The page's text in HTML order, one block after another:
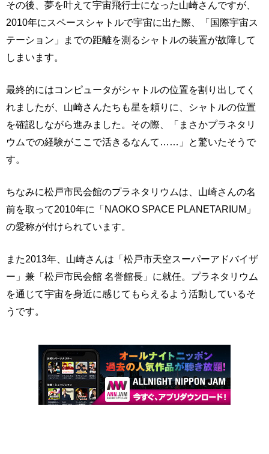
その後、夢を叶えて宇宙飛行士になった山崎さんですが、
2010年にスペースシャトルで宇宙に出た際、「国際宇宙ス
テーション」までの距離を測るシャトルの装置が故障して
しまいます。
最終的にはコンピュータがシャトルの位置を割り出してく
れましたが、山崎さんたちも星を頼りに、シャトルの位置
を確認しながら進みました。その際、「まさかプラネタリ
ウムでの経験がここで活きるなんて……」と驚いたそうで
す。
ちなみに松戸市民会館のプラネタリウムは、山崎さんの名
前を取って2010年に「NAOKO SPACE PLANETARIUM」
の愛称が付けられています。
また2013年、山崎さんは「松戸市天空スーパーアドバイザ
ー」兼「松戸市民会館 名誉館長」に就任。プラネタリウム
を通じて宇宙を身近に感じてもらえるよう活動しているそ
うです。